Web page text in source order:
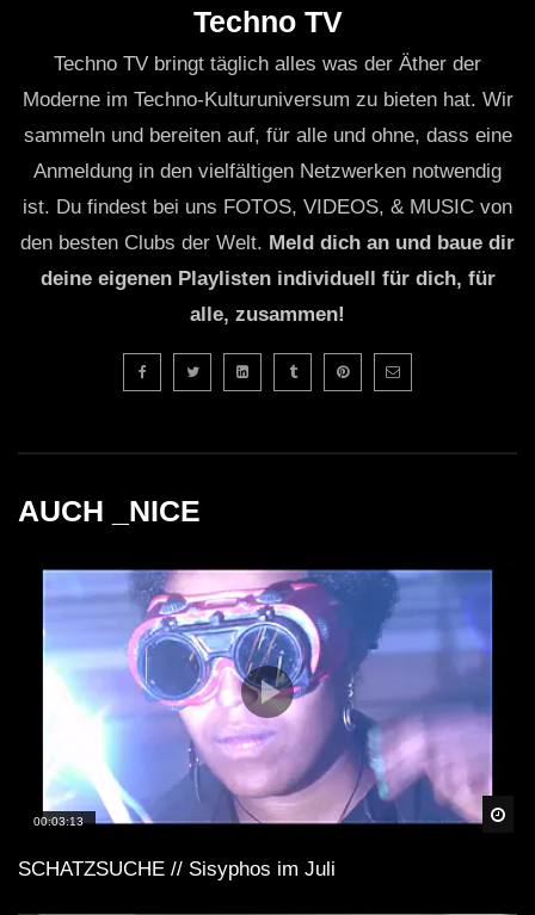
https://www.patrickmoorecomedy.com/
#patmoorecomedy #ADHS #BerlinTechno 0:00:00 Intro
0:06:36 ADHS kennenlernen 0:09:36 Elektronische
Musik entdecken 0:14:00 Als DJ anfangen 0:26:31 Die
ersten großen Gigs 0:35:00 Zeitfenster, Routinen und
Strategie 0:41:55 Nach Berlin ziehen, Sisyphos spielen
1:01:31 Produzent werden 1:13:25 Abschließende
Fragen 1:19:18 Outro
Techno TV
Techno TV bringt täglich alles was der Äther der
Moderne im Techno-Kulturuniversum zu bieten hat. Wir
sammeln und bereiten auf, für alle und ohne, dass eine
Anmeldung in den vielfältigen Netzwerken notwendig
ist. Du findest bei uns FOTOS, VIDEOS, & MUSIC von
den besten Clubs der Welt. Meld dich an und baue dir
deine eigenen Playlisten individuell für dich, für
alle, zusammen!
AUCH _NICE
00:03:13
SCHATZSUCHE // Sisyphos im Juli